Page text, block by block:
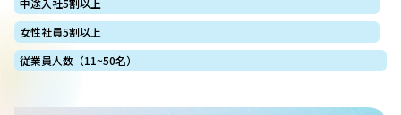
中途入社5割以上
女性社員5割以上
従業員人数（11~50名）